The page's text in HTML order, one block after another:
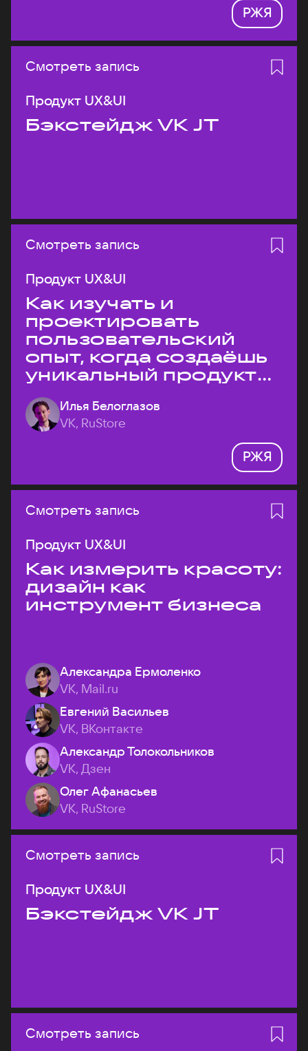
РЖЯ
Смотреть запись
Продукт UX&UI
Бэкстейдж VK JT
Смотреть запись
Продукт UX&UI
Как изучать и
проектировать
пользовательский
опыт, когда создаёшь
уникальный продукт
на рынке?
Илья Белоглазов
VK, RuStore
РЖЯ
Смотреть запись
Продукт UX&UI
Как измерить красоту:
дизайн как
инструмент бизнеса
Александра Ермоленко
VK, Mail.ru
Евгений Васильев
VK, ВКонтакте
Александр Толокольников
VK, Дзен
Олег Афанасьев
VK, RuStore
Смотреть запись
Продукт UX&UI
Бэкстейдж VK JT
Смотреть запись